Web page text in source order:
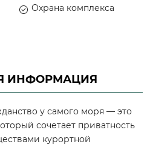
Охрана комплекса
ИНФОРМАЦИЯ
у самого моря — это
сочетает приватность
курортной